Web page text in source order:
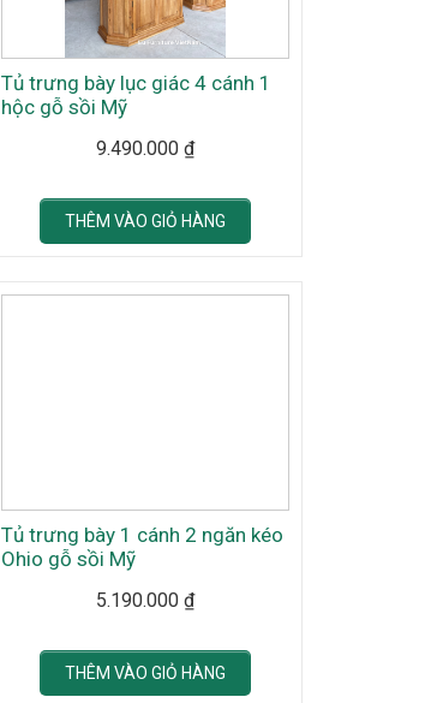
Tủ trưng bày lục giác 4 cánh 1
hộc gỗ sồi Mỹ
9.490.000 ₫
THÊM VÀO GIỎ HÀNG
Tủ trưng bày 1 cánh 2 ngăn kéo
Ohio gỗ sồi Mỹ
5.190.000 ₫
THÊM VÀO GIỎ HÀNG